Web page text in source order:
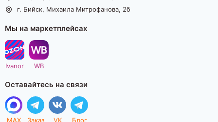
г. Бийск, Михаила Митрофанова, 2б
Мы на маркетплейсах
Ivanor WB
Оставайтесь на связи
MAX Заказ VK Блог